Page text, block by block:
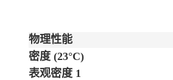
物理性能
密度 (23°C)
表观密度 1